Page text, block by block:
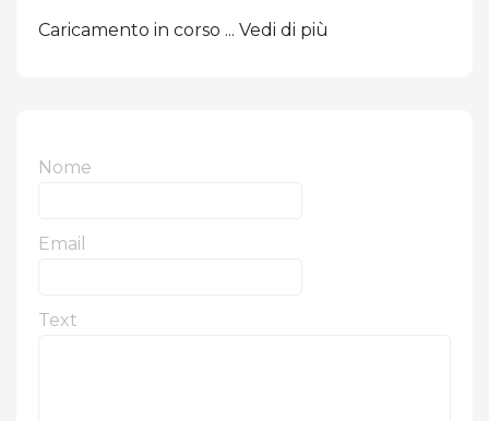
Caricamento in corso ... Vedi di più
Nome
Email
Text